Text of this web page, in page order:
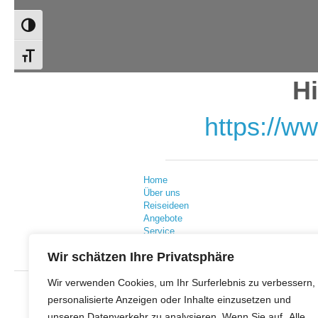
Wir schätzen Ihre Privatsphäre
Wir verwenden Cookies, um Ihr Surferlebnis zu verbessern,
personalisierte Anzeigen oder Inhalte einzusetzen und
Umschalten auf hohe Kontraste
Schrift vergrößern
https://
Home
Über uns
Reiseideen
Angebote
Service